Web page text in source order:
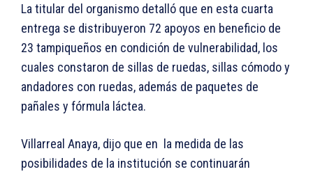
La titular del organismo detalló que en esta cuarta
entrega se distribuyeron 72 apoyos en beneficio de
23 tampiqueños en condición de vulnerabilidad, los
cuales constaron de sillas de ruedas, sillas cómodo y
andadores con ruedas, además de paquetes de
pañales y fórmula láctea.
Villarreal Anaya, dijo que en la medida de las
posibilidades de la institución se continuarán